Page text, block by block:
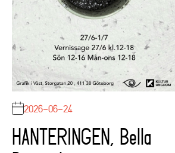
2026-06-24
HANTERINGEN, Bella